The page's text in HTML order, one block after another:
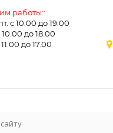
работы::
с 10.00 до 19.00
10.00 до 18.00
11.00 до 17.00